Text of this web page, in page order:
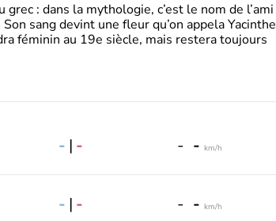
: dans la mythologie, c’est le nom de l’ami
sang devint une fleur qu’on appela Yacinthe
féminin au 19e siècle, mais restera toujours
- | - - - km/h
- | - - - km/h